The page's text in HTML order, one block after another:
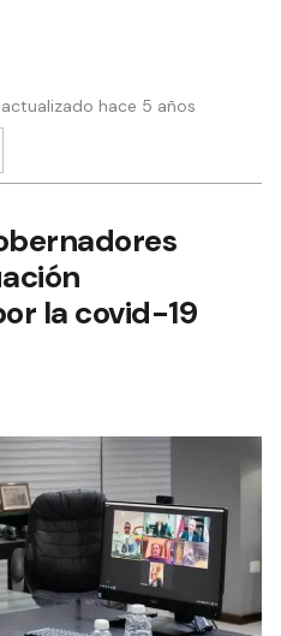
hace 5 años
la covid-19